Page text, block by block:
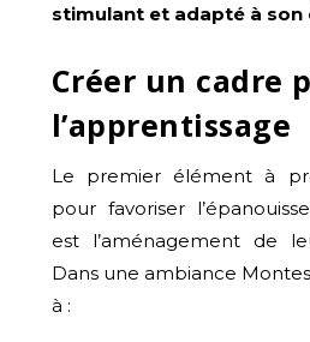
stimulant et adapté à
Créer un cadre
l’apprentissage
Le premier élément à
pour favoriser
est l’aménagement de
Dans une ambiance
à :